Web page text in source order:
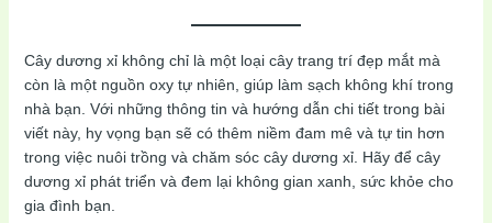
Cây dương xỉ không chỉ là một loại cây trang trí đẹp mắt mà
còn là một nguồn oxy tự nhiên, giúp làm sạch không khí trong
nhà bạn. Với những thông tin và hướng dẫn chi tiết trong bài
viết này, hy vọng bạn sẽ có thêm niềm đam mê và tự tin hơn
trong việc nuôi trồng và chăm sóc cây dương xỉ. Hãy để cây
dương xỉ phát triển và đem lại không gian xanh, sức khỏe cho
gia đình bạn.